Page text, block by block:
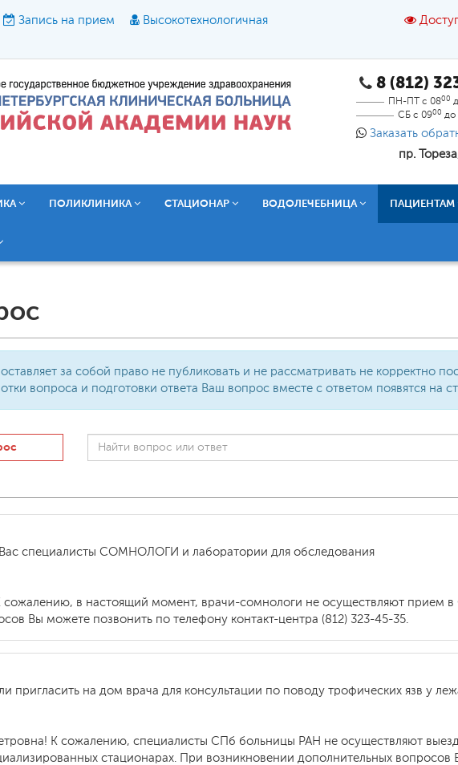
Запись на прием
Высокотехнологичная
Размер шрифта: A A A
Текст: Кириллица Брайль Звук
8 (812)
ПН-ПТ с 0800
СБ с 0900 до
Заказать
пр.
ПОЛИКЛИНИКА СТАЦИОНАР ВОДОЛЕЧЕБНИЦА ПАЦИЕНТАМ
за собой право не публиковать и не рассматривать не корректно
вопроса и подготовки ответа Ваш вопрос вместе с ответом появятся на
Вас специалисты СОМНОЛОГИ и лаборатории для обследования
в настоящий момент, врачи-сомнологи не осуществляют прием
Вы можете позвонить по телефону контакт-центра (812) 323-45-35.
пригласить на дом врача для консультации по поводу трофических язв у
К сожалению, специалисты СПб больницы РАН не осуществляют
стационарах. При возникновении дополнительных